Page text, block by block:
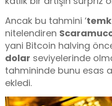
Ancak bu tahmini ‘
nitelendiren
yani Bitcoin halving
dolar seviyelerinde
tahmininde bunu esas
ekledi.